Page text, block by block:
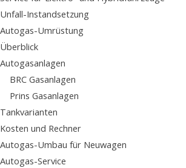
Unfall-Instandsetzung
Autogas-Umrüstung
Überblick
Autogasanlagen
BRC Gasanlagen
Prins Gasanlagen
Tankvarianten
Kosten und Rechner
Autogas-Umbau für Neuwagen
Autogas-Service